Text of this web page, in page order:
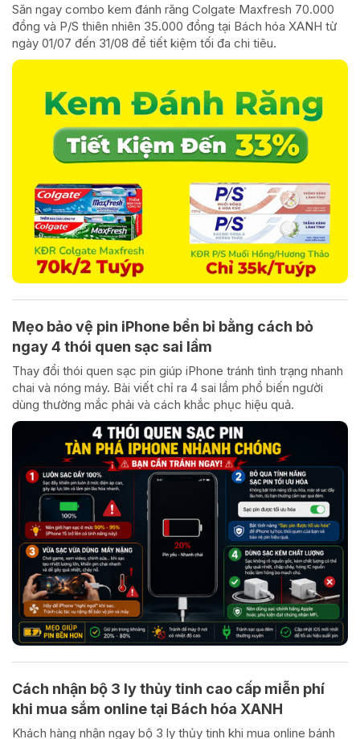
Săn ngay combo kem đánh răng Colgate Maxfresh 70.000
đồng và P/S thiên nhiên 35.000 đồng tại Bách hóa XANH từ
ngày 01/07 đến 31/08 để tiết kiệm tối đa chi tiêu.
Mẹo bảo vệ pin iPhone bền bỉ bằng cách bỏ
ngay 4 thói quen sạc sai lầm
Thay đổi thói quen sạc pin giúp iPhone tránh tình trạng nhanh
chai và nóng máy. Bài viết chỉ ra 4 sai lầm phổ biến người
dùng thường mắc phải và cách khắc phục hiệu quả.
Cách nhận bộ 3 ly thủy tinh cao cấp miễn phí
khi mua sắm online tại Bách hóa XANH
Khách hàng nhận ngay bộ 3 ly thủy tinh khi mua online bánh